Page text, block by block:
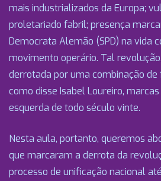
mais industrializados da Europa;
proletariado fabril; presença
Democrata Alemão (SPD) na vida
movimento operário. Tal
derrotada por uma combinação de
como disse Isabel Loureiro,
esquerda de todo século vinte.
Nesta aula, portanto, queremos
que marcaram a derrota da
processo de unificação nacional